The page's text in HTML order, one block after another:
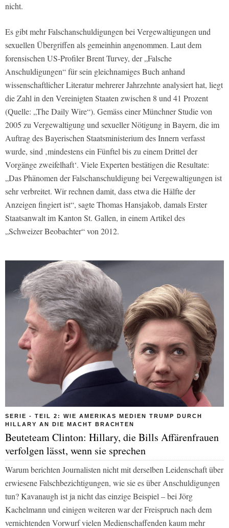
nicht.
Es gibt mehr Falschanschuldigungen bei Vergewaltigungen und
sexuellen Übergriffen als gemeinhin angenommen. Laut dem
forensischen US-Profiler Brent Turvey, der „Falsche
Anschuldigungen“ für sein gleichnamiges Buch anhand
wissenschaftlicher Literatur mehrerer Jahrzehnte analysiert hat, liegt
die Zahl in den Vereinigten Staaten zwischen 8 und 41 Prozent
(Quelle: „The Daily Wire“). Gemäss einer Münchner Studie von
2005 zu Vergewaltigung und sexueller Nötigung in Bayern, die im
Auftrag des Bayerischen Staatsministerium des Innern verfasst
wurde, sind ‚mindestens ein Fünftel bis zu einem Drittel der
Vorgänge zweifelhaft‘. Viele Experten bestätigen die Resultate:
„Das Phänomen der Falschanschuldigung bei Vergewaltigungen ist
sehr verbreitet. Wir rechnen damit, dass etwa die Hälfte der
Anzeigen fingiert ist“, sagte Thomas Hansjakob, damals Erster
Staatsanwalt im Kanton St. Gallen, in einem Artikel des
„Schweizer Beobachter“ von 2012.
SERIE - TEIL 2: WIE AMERIKAS MEDIEN TRUMP DURCH
HILLARY AN DIE MACHT BRACHTEN
Beuteteam Clinton: Hillary, die Bills Affärenfrauen
verfolgen lässt, wenn sie sprechen
Warum berichten Journalisten nicht mit derselben Leidenschaft über
erwiesene Falschbezichtigungen, wie sie es über Anschuldigungen
tun? Kavanaugh ist ja nicht das einzige Beispiel – bei Jörg
Kachelmann und einigen weiteren war der Freispruch nach dem
vernichtenden Vorwurf vielen Medienschaffenden kaum mehr